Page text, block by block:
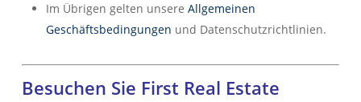
Im Übrigen gelten unsere Allgemeinen
Geschäftsbedingungen und Datenschutzrichtlinien.
Besuchen Sie First Real Estate